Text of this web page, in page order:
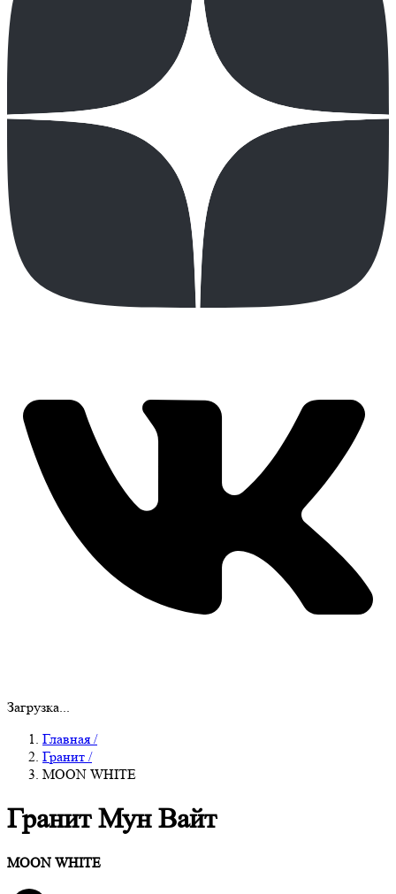
Загрузка...
Главная /
Гранит /
MOON WHITE
Гранит Мун Вайт
MOON WHITE